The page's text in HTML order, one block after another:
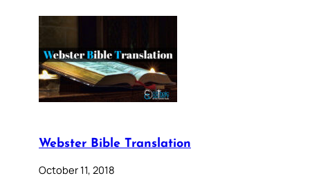
Webster Bible Translation
October 11, 2018